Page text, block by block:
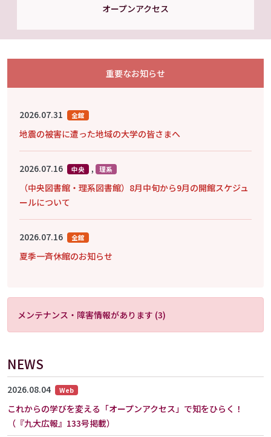
オープンアクセス
重要なお知らせ
2026.07.31 全館
地震の被害に遭った地域の大学の皆さまへ
2026.07.16 中央 , 理系
（中央図書館・理系図書館）8月中旬から9月の開館スケジュ
ールについて
2026.07.16 全館
夏季一斉休館のお知らせ
メンテナンス・障害情報があります (3)
NEWS
2026.08.04 Web
これからの学びを変える「オープンアクセス」で知をひらく！
（『九大広報』133号掲載）